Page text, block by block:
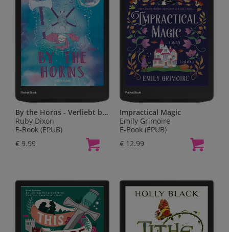
By the Horns - Verliebt bis über beide Hörner
Ruby Dixon
E-Book (EPUB)
€ 9.99
Impractical Magic
Emily Grimoire
E-Book (EPUB)
€ 12.99